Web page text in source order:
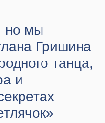
но мы
Гришина
танца,
и